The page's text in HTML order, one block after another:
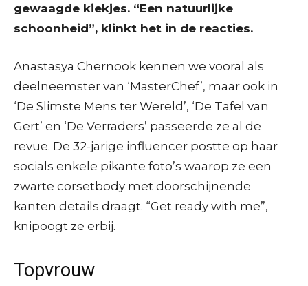
gewaagde kiekjes. “Een natuurlijke
schoonheid”, klinkt het in de reacties.
Anastasya Chernook kennen we vooral als
deelneemster van ‘MasterChef’, maar ook in
‘De Slimste Mens ter Wereld’, ‘De Tafel van
Gert’ en ‘De Verraders’ passeerde ze al de
revue. De 32-jarige influencer postte op haar
socials enkele pikante foto’s waarop ze een
zwarte corsetbody met doorschijnende
kanten details draagt. “Get ready with me”,
knipoogt ze erbij.
Topvrouw